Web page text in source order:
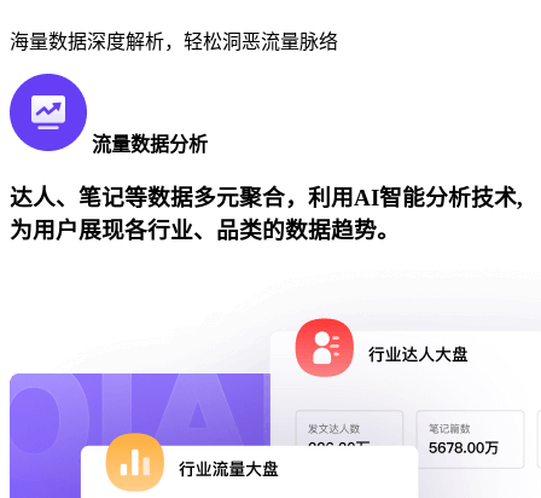
海量数据深度解析，轻松洞恶流量脉络
流量数据分析
达人、笔记等数据多元聚合，利用AI智能分析技术,
为用户展现各行业、品类的数据趋势。